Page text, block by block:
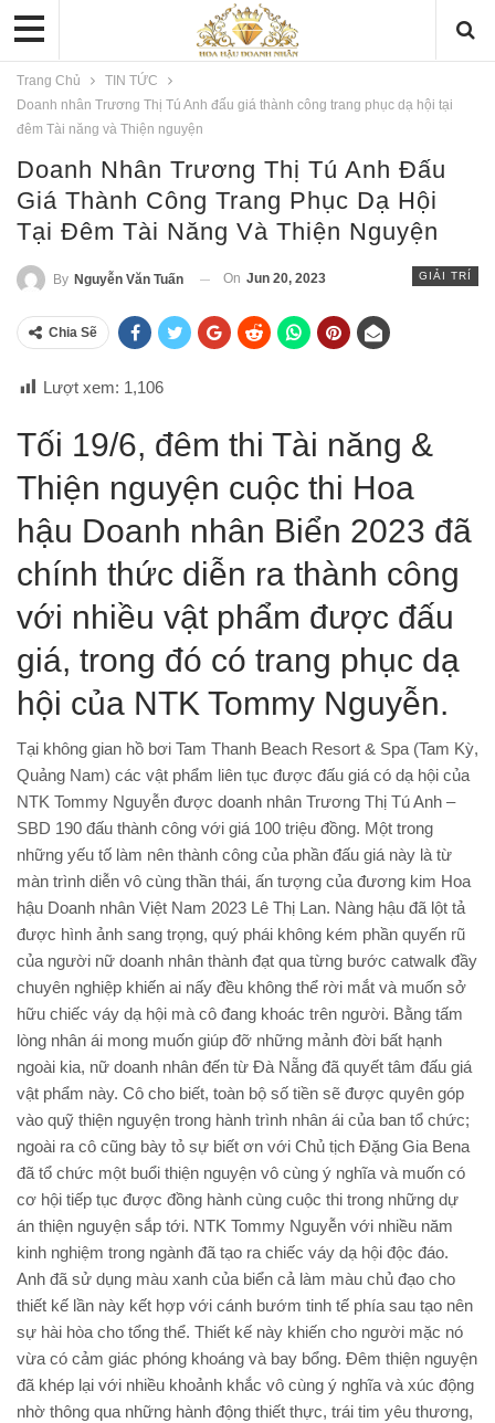
Trang Chủ
TIN TỨC
Doanh nhân Trương Thị Tú Anh đấu giá thành công trang phục dạ hội tại
đêm Tài năng và Thiện nguyện
Doanh Nhân Trương Thị Tú Anh Đấu
Giá Thành Công Trang Phục Dạ Hội
Tại Đêm Tài Năng Và Thiện Nguyện
GIẢI TRÍ
By Nguyễn Văn Tuấn On Jun 20, 2023
Chia Sẽ
Lượt xem: 1,106
Tối 19/6, đêm thi Tài năng &
Thiện nguyện cuộc thi Hoa
hậu Doanh nhân Biển 2023 đã
chính thức diễn ra thành công
với nhiều vật phẩm được đấu
giá, trong đó có trang phục dạ
hội của NTK Tommy Nguyễn.
Tại không gian hồ bơi Tam Thanh Beach Resort & Spa (Tam Kỳ,
Quảng Nam) các vật phẩm liên tục được đấu giá có dạ hội của
NTK Tommy Nguyễn được doanh nhân Trương Thị Tú Anh –
SBD 190 đấu thành công với giá 100 triệu đồng. Một trong
những yếu tố làm nên thành công của phần đấu giá này là từ
màn trình diễn vô cùng thần thái, ấn tượng của đương kim Hoa
hậu Doanh nhân Việt Nam 2023 Lê Thị Lan. Nàng hậu đã lột tả
được hình ảnh sang trọng, quý phái không kém phần quyến rũ
của người nữ doanh nhân thành đạt qua từng bước catwalk đầy
chuyên nghiệp khiến ai nấy đều không thể rời mắt và muốn sở
hữu chiếc váy dạ hội mà cô đang khoác trên người. Bằng tấm
lòng nhân ái mong muốn giúp đỡ những mảnh đời bất hạnh
ngoài kia, nữ doanh nhân đến từ Đà Nẵng đã quyết tâm đấu giá
vật phẩm này. Cô cho biết, toàn bộ số tiền sẽ được quyên góp
vào quỹ thiện nguyện trong hành trình nhân ái của ban tổ chức;
ngoài ra cô cũng bày tỏ sự biết ơn với Chủ tịch Đặng Gia Bena
đã tổ chức một buổi thiện nguyện vô cùng ý nghĩa và muốn có
cơ hội tiếp tục được đồng hành cùng cuộc thi trong những dự
án thiện nguyện sắp tới. NTK Tommy Nguyễn với nhiều năm
kinh nghiệm trong ngành đã tạo ra chiếc váy dạ hội độc đáo.
Anh đã sử dụng màu xanh của biển cả làm màu chủ đạo cho
thiết kế lần này kết hợp với cánh bướm tinh tế phía sau tạo nên
sự hài hòa cho tổng thể. Thiết kế này khiến cho người mặc nó
vừa có cảm giác phóng khoáng và bay bổng. Đêm thiện nguyện
đã khép lại với nhiều khoảnh khắc vô cùng ý nghĩa và xúc động
nhờ thông qua những hành động thiết thực, trái tim yêu thương,